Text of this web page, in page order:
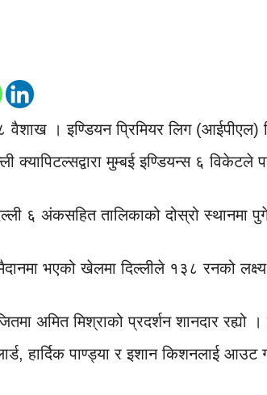
वैशाख । इण्डियन प्रिमियर लिग (आईपीएल)
क्यापिटल्सद्वारा मुम्बई इण्डियन्स ६ विकेटले
६ अंकसहित तालिकाको दोस्रो स्थानमा
भएको खेलमा दिल्लीले १३८ रनको
अमित मिश्राको प्रदर्शन शानदार रह्यो
हार्दिक पाण्ड्या र इशान किशनलाई